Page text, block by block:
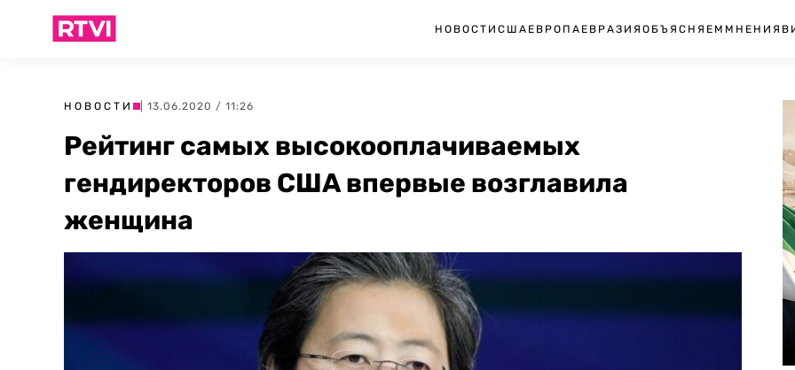
НОВОСТИ США ЕВРОПА ЕВРАЗИЯ ОБЪЯСНЯЕМ МНЕНИЯ
НОВОСТИ | 13.06.2020 / 11:26
Рейтинг самых высокооплачиваемых
гендиректоров США впервые возглавила
женщина